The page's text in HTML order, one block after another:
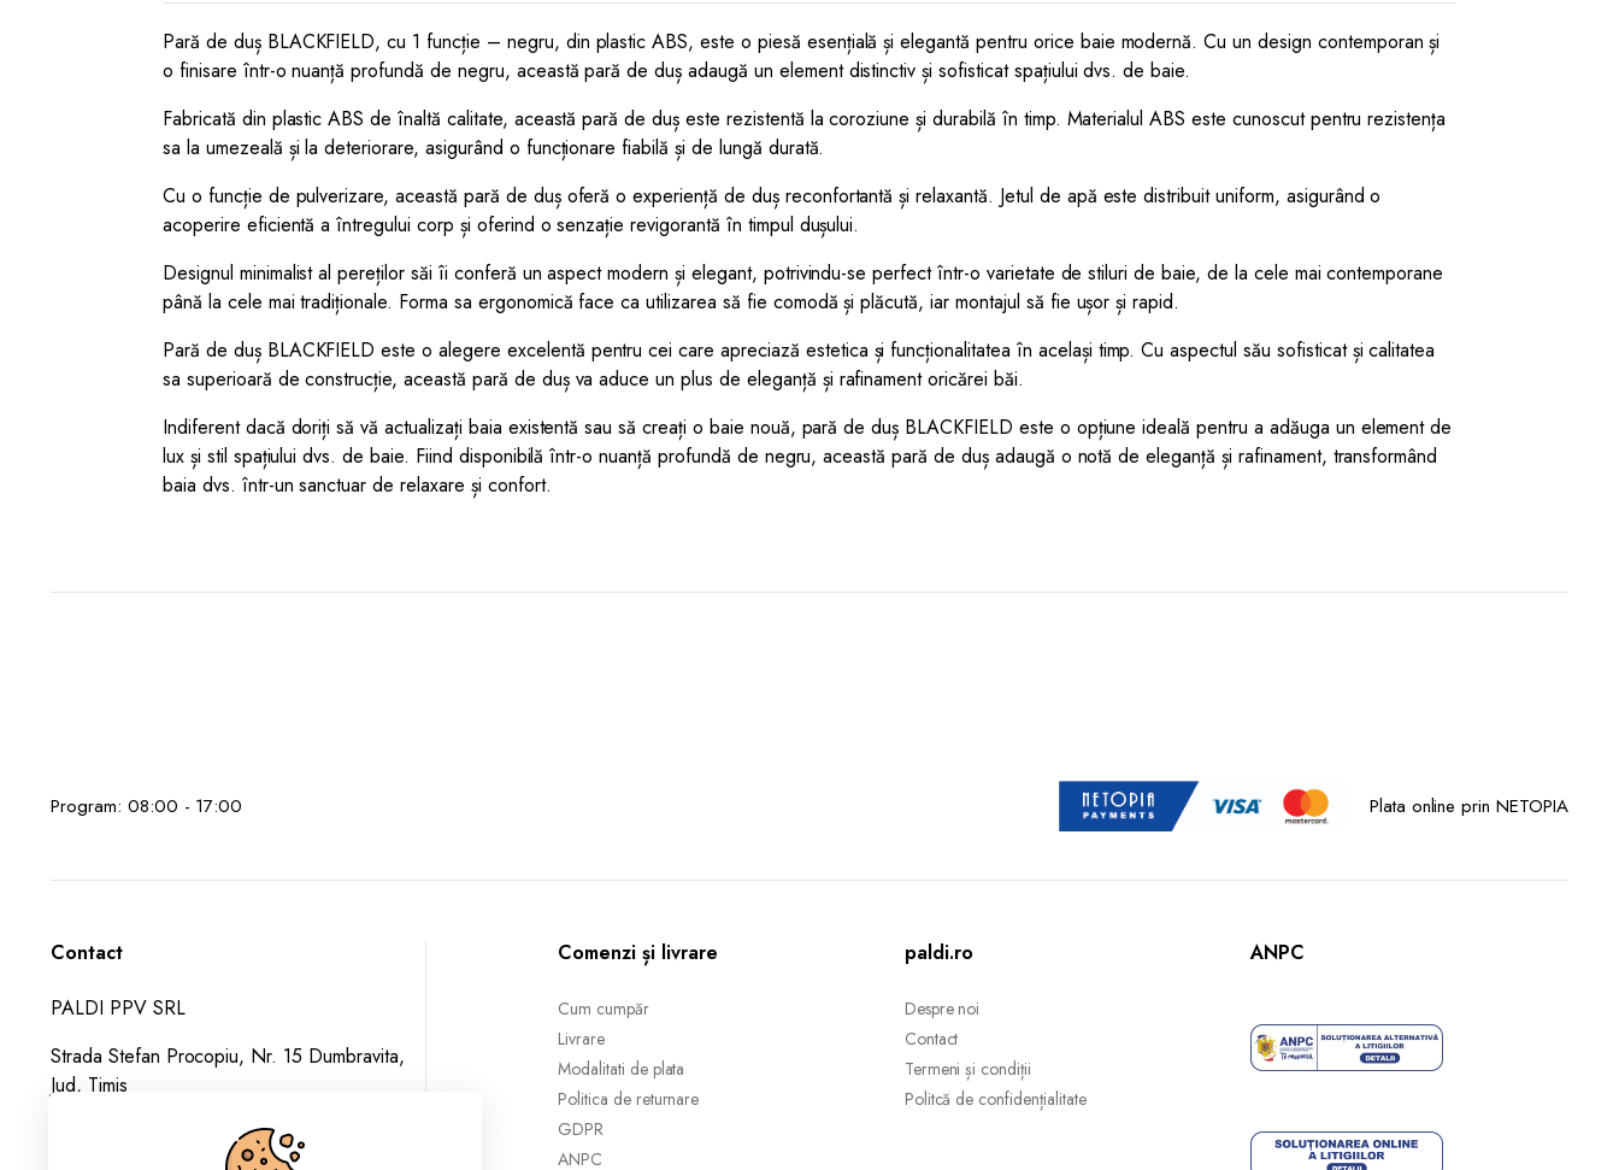
Pară de duș BLACKFIELD, cu 1 funcție – negru, din plastic ABS, este o piesă esențială și elegantă pentru orice baie modernă. Cu un design contemporan și
o finisare într-o nuanță profundă de negru, această pară de duș adaugă un element distinctiv și sofisticat spațiului dvs. de baie.
Fabricată din plastic ABS de înaltă calitate, această pară de duș este rezistentă la coroziune și durabilă în timp. Materialul ABS este cunoscut pentru rezistența
sa la umezeală și la deteriorare, asigurând o funcționare fiabilă și de lungă durată.
Cu o funcție de pulverizare, această pară de duș oferă o experiență de duș reconfortantă și relaxantă. Jetul de apă este distribuit uniform, asigurând o
acoperire eficientă a întregului corp și oferind o senzație revigorantă în timpul dușului.
Designul minimalist al pereților săi îi conferă un aspect modern și elegant, potrivindu-se perfect într-o varietate de stiluri de baie, de la cele mai contemporane
până la cele mai tradiționale. Forma sa ergonomică face ca utilizarea să fie comodă și plăcută, iar montajul să fie ușor și rapid.
Pară de duș BLACKFIELD este o alegere excelentă pentru cei care apreciază estetica și funcționalitatea în același timp. Cu aspectul său sofisticat și calitatea
sa superioară de construcție, această pară de duș va aduce un plus de eleganță și rafinament oricărei băi.
Indiferent dacă doriți să vă actualizați baia existentă sau să creați o baie nouă, pară de duș BLACKFIELD este o opțiune ideală pentru a adăuga un element de
lux și stil spațiului dvs. de baie. Fiind disponibilă într-o nuanță profundă de negru, această pară de duș adaugă o notă de eleganță și rafinament, transformând
baia dvs. într-un sanctuar de relaxare și confort.
Program: 08:00 - 17:00 Plata online prin NETOPIA
Contact
PALDI PPV SRL
Strada Stefan Procopiu, Nr. 15 Dumbravita,
Jud, Timis
Comenzi și livrare
Cum cumpăr
Livrare
Modalitati de plata
Politica de returnare
GDPR
ANPC
paldi.ro
Despre noi
Contact
Termeni și condiții
Politcă de confidențialitate
ANPC